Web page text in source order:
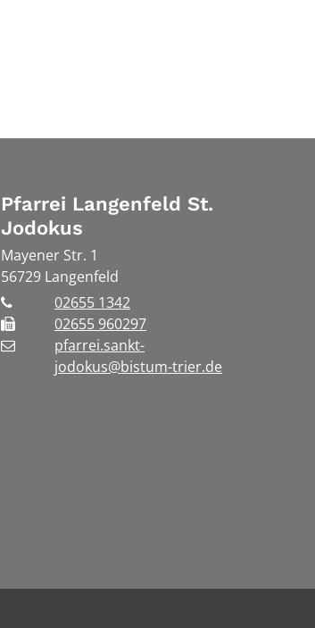
Pfarrei Langenfeld St.
Jodokus
Mayener Str. 1
56729 Langenfeld
02655 1342
02655 960297
pfarrei.sankt-
jodokus@bistum-trier.de